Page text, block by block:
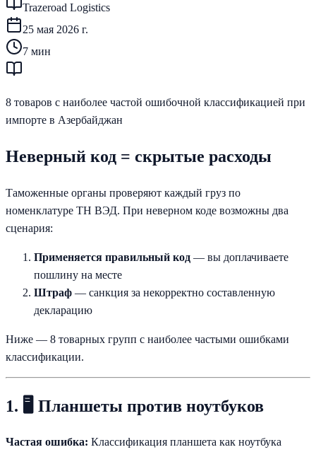
Trazeroad Logistics
25 мая 2026 г.
7 мин
8 товаров с наиболее частой ошибочной классификацией при
импорте в Азербайджан
Неверный код = скрытые расходы
Таможенные органы проверяют каждый груз по
номенклатуре ТН ВЭД. При неверном коде возможны два
сценария:
Применяется правильный код — вы доплачиваете
пошлину на месте
Штраф — санкция за некорректно составленную
декларацию
Ниже — 8 товарных групп с наиболее частыми ошибками
классификации.
1. 🖥️ Планшеты против ноутбуков
Частая ошибка: Классификация планшета как ноутбука